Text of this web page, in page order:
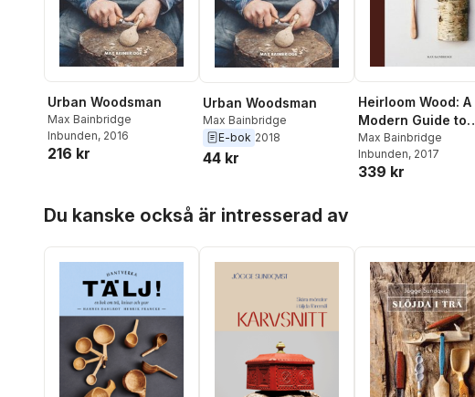
Urban Woodsman
Max Bainbridge
Inbunden, 2016
216 kr
Urban Woodsman
Max Bainbridge
E-bok 2018
44 kr
Heirloom Wood: A
Modern Guide to
Carving Spoons,
Bowls, Boards, and
Other Homewares
Max Bainbridge
Inbunden, 2017
339 kr
Du kanske också är intresserad av